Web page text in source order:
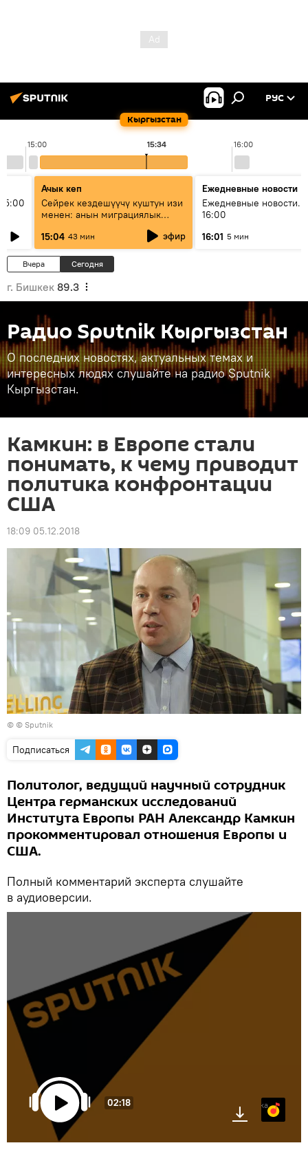
Кыргызстан
РУС
15:00 16:00
15:34
Ачык кеп
Сейрек кездешүүчү куштун изи
менен: анын миграциялык
жолу эмнеден кабар берет?
15:04 43 мин эфир
Ежедневные новости
Ежедневные новости.
16:00
16:01 5 мин
Вчера Сегодня
г. Бишкек 89.3
Радио Sputnik Кыргызстан
О последних новостях, актуальных темах и
интересных людях слушайте на радио Sputnik
Кыргызстан.
Камкин: в Европе стали
понимать, к чему приводит
политика конфронтации
США
18:09 05.12.2018
© © Sputnik
Подписаться
Политолог, ведущий научный сотрудник
Центра германских исследований
Института Европы РАН Александр Камкин
прокомментировал отношения Европы и
США.
Полный комментарий эксперта слушайте
в аудиоверсии.
02:18 Яндекс.Музыка